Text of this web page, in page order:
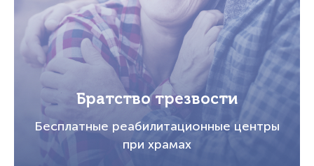
Братство трезвости
Бесплатные реабилитационные центры
при храмах